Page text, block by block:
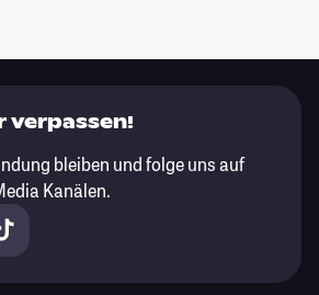
verpassen!
bleiben und folge uns auf
Kanälen.